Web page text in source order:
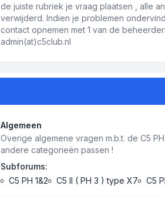
de juiste rubriek je vraag plaatsen , alle
verwijderd. Indien je problemen
contact opnemen met 1 van de
admin(at)c5club.nl
Algemeen
Overige algemene vragen m.b.t. de C5
andere categorieën passen !
Subforums:
C5 PH 1&2
C5 II ( PH 3 ) type X7 C5